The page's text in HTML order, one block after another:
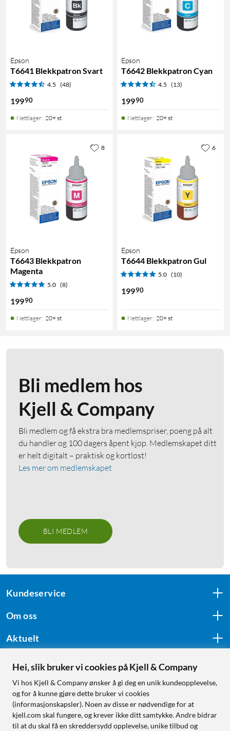
Epson
T6641 Blekkpatron Svart
4.5 (48)
19990
Nettlager: 20+ st
Epson
T6642 Blekkpatron Cyan
4.5 (13)
19990
Nettlager: 20+ st
Epson
T6643 Blekkpatron
Magenta
5.0 (8)
19990
Nettlager: 20+ st
8
Epson
T6644 Blekkpatron Gul
5.0 (10)
19990
Nettlager: 20+ st
6
Bli medlem hos
Kjell & Company
Bli medlem og få ekstra bra medlemspriser, poeng på alt
du handler og 100 dagers åpent kjøp. Medlemskapet ditt
er helt digitalt – praktisk og kortløst!
Les mer om medlemskapet
BLI MEDLEM
Kundeservice
Om oss
Aktuelt
Følg oss
Handle fra:
Hei, slik bruker vi cookies på Kjell & Company
Vi hos Kjell & Company ønsker å gi deg en unik kundeopplevelse,
og for å kunne gjøre dette bruker vi cookies
(informasjonskapsler). Noen av disse er nødvendige for at
kjell.com skal fungere, og krever ikke ditt samtykke. Andre bidrar
til at du skal få en skreddersydd opplevelse, unike tilbud og